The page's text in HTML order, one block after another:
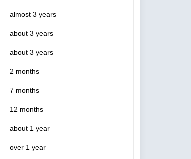
almost 3 years
about 3 years
about 3 years
2 months
7 months
12 months
about 1 year
over 1 year